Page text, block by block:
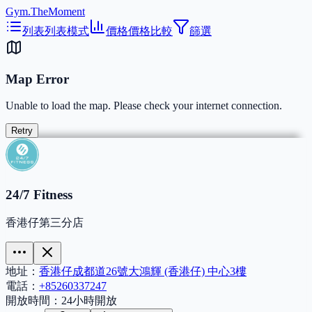
Gym.TheMoment
列表列表模式 價格價格比較 篩選
Map Error
Unable to load the map. Please check your internet connection.
Retry
24/7 Fitness
香港仔第三分店
地址： 香港仔成都道26號大鴻輝 (香港仔) 中心3樓
電話： +85260337247
開放時間： 24小時開放